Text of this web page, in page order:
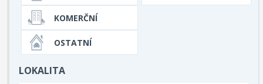
KOMERČNÍ
OSTATNÍ
LOKALITA